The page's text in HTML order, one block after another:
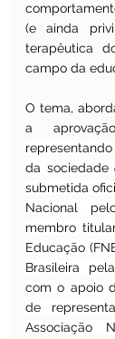
(e ainda
terapêutica
campo da
O tema,
da sociedade
submetida
Nacional
membro
Educação
Brasileira
com o apoio
de
Associação